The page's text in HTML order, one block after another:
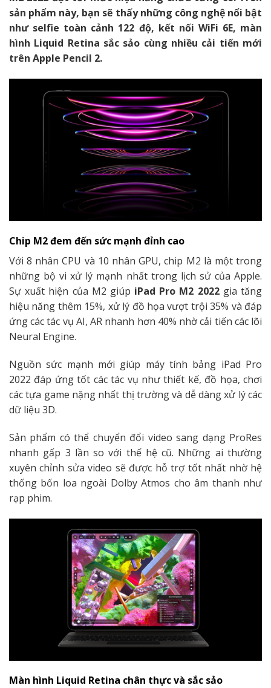
sản phẩm này, bạn sẽ thấy những công nghệ nổi bật
như selfie toàn cảnh 122 độ, kết nối WiFi 6E, màn
hình Liquid Retina sắc sảo cùng nhiều cải tiến mới
trên Apple Pencil 2.
Chip M2 đem đến sức mạnh đỉnh cao
Với 8 nhân CPU và 10 nhân GPU, chip M2 là một trong
những bộ vi xử lý mạnh nhất trong lịch sử của Apple.
Sự xuất hiện của M2 giúp iPad Pro M2 2022gia tăng
hiệu năng thêm 15%, xử lý đồ họa vượt trội 35% và đáp
ứng các tác vụ AI, AR nhanh hơn 40% nhờ cải tiến các lõi
Neural Engine.
Nguồn sức mạnh mới giúp máy tính bảng iPad Pro
2022 đáp ứng tốt các tác vụ như thiết kế, đồ họa, chơi
các tựa game nặng nhất thị trường và dễ dàng xử lý các
dữ liệu 3D.
Sản phẩm có thể chuyển đổi video sang dạng ProRes
nhanh gấp 3 lần so với thế hệ cũ. Những ai thường
xuyên chỉnh sửa video sẽ được hỗ trợ tốt nhất nhờ hệ
thống bốn loa ngoài Dolby Atmos cho âm thanh như
rạp phim.
Màn hình Liquid Retina chân thực và sắc sảo